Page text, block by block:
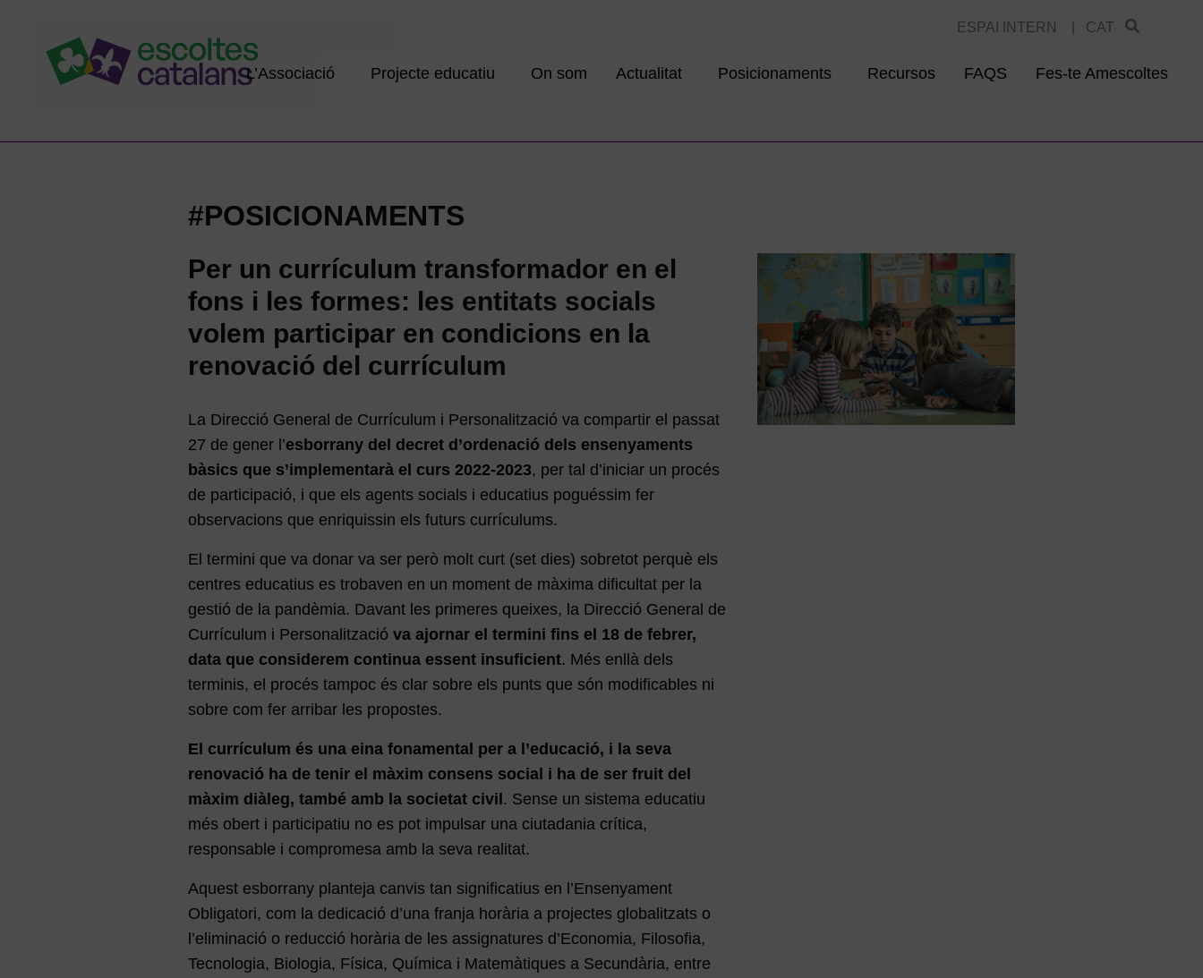
ESPAI INTERN | CAT
L’Associació Projecte educatiu On som Actualitat Posicionaments Recursos FAQS Fes-te Amescoltes
#POSICIONAMENTS
Per un currículum transformador en el
fons i les formes: les entitats socials
volem participar en condicions en la
renovació del currículum
La Direcció General de Currículum i Personalització va compartir el passat
27 de gener l’esborrany del decret d’ordenació dels ensenyaments
bàsics que s’implementarà el curs 2022-2023, per tal d’iniciar un procés
de participació, i que els agents socials i educatius poguéssim fer
observacions que enriquissin els futurs currículums.
El termini que va donar va ser però molt curt (set dies) sobretot perquè els
centres educatius es trobaven en un moment de màxima dificultat per la
gestió de la pandèmia. Davant les primeres queixes, la Direcció General de
Currículum i Personalització va ajornar el termini fins el 18 de febrer,
data que considerem continua essent insuficient. Més enllà dels
terminis, el procés tampoc és clar sobre els punts que són modificables ni
sobre com fer arribar les propostes.
El currículum és una eina fonamental per a l’educació, i la seva
renovació ha de tenir el màxim consens social i ha de ser fruit del
màxim diàleg, també amb la societat civil . Sense un sistema educatiu
més obert i participatiu no es pot impulsar una ciutadania crítica,
responsable i compromesa amb la seva realitat.
Aquest esborrany planteja canvis tan significatius en l’Ensenyament
Obligatori, com la dedicació d’una franja horària a projectes globalitzats o
l’eliminació o reducció horària de les assignatures d’Economia, Filosofia,
Tecnologia, Biologia, Física, Química i Matemàtiques a Secundària, entre